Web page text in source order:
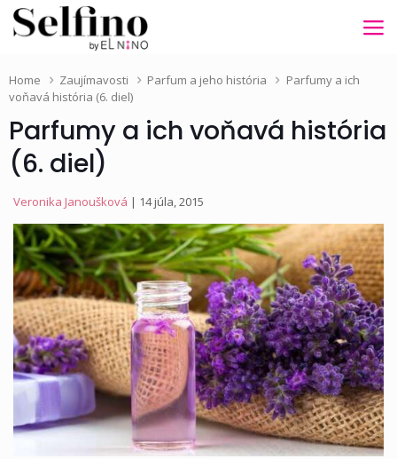
Home Zaujímavosti Parfum a jeho história
Parfumy a ich
voňavá história (6. diel)
Parfumy a ich voňavá história
(6. diel)
Veronika Janoušková | 14 júla, 2015